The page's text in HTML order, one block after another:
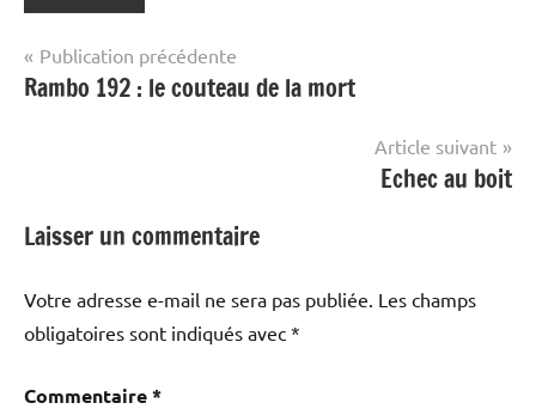
Navigation
de
Publication précédente
Rambo 192 : le couteau de la mort
Article suivant
Echec au boit
Laisser un commentaire
Votre adresse e-mail ne sera pas publiée. Les champs
obligatoires sont indiqués avec *
Commentaire*